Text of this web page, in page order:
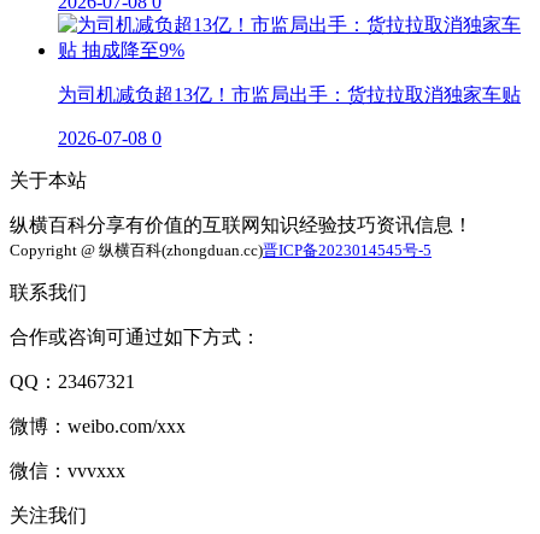
为司机减负超13亿！市监局出手：货拉拉取消独家车贴
2026-07-08 0
关于本站
纵横百科分享有价值的互联网知识经验技巧资讯信息！
Copyright @ 纵横百科(zhongduan.cc)晋ICP备2023014545号-5
联系我们
合作或咨询可通过如下方式：
QQ：23467321
微博：weibo.com/xxx
微信：vvvxxx
关注我们